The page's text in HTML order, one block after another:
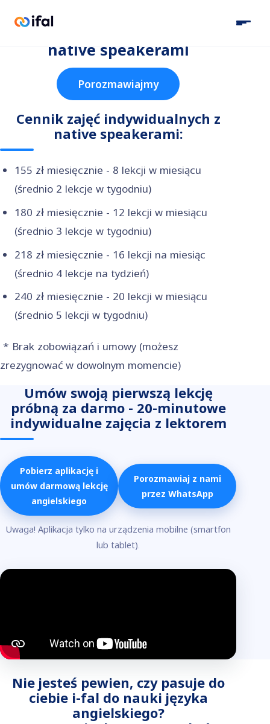
Konwersacje po angielsku z
native speakerami
Porozmawiajmy
Cennik zajęć indywidualnych z
native speakerami:
155 zł miesięcznie - 8 lekcji w miesiącu
(średnio 2 lekcje w tygodniu)
180 zł miesięcznie - 12 lekcji w miesiącu
(średnio 3 lekcje w tygodniu)
218 zł miesięcznie - 16 lekcji na miesiąc
(średnio 4 lekcje na tydzień)
​240 zł miesięcznie - 20 lekcji w miesiącu
(średnio 5 lekcji w tygodniu)
* Brak zobowiązań i umowy (możesz
zrezygnować w dowolnym momencie)
Umów swoją pierwszą lekcję
próbną za darmo - 20-minutowe
indywidualne zajęcia z lektorem
Pobierz aplikację i
umów darmową lekcję
angielskiego
Porozmawiaj z nami
przez WhatsApp
Uwaga! Aplikacja tylko na urządzenia mobilne (smartfon
lub tablet).
Nie jesteś pewien, czy pasuje do
ciebie i-fal do nauki języka
angielskiego?